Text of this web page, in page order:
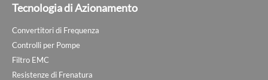
Tecnologia di Azionamento
Convertitori di Frequenza
Controlli per Pompe
Filtro EMC
Resistenze di Frenatura